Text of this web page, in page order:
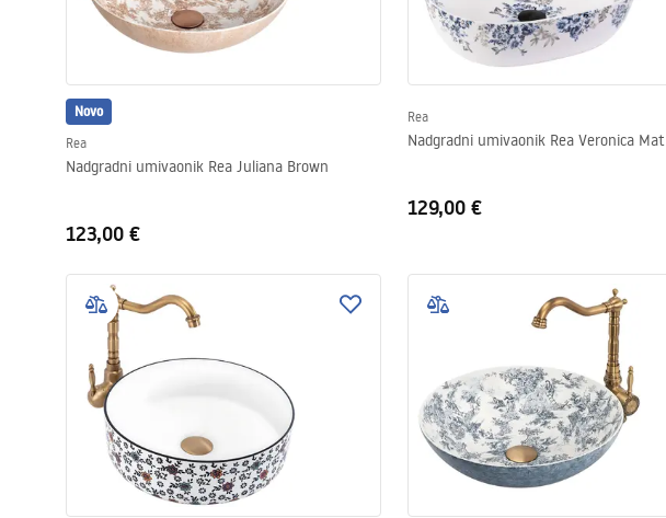
Tuševi
Novo
Rea
Nadgradni umivaonik Rea Juliana Brown
123,00 €
Rea
Nadgradni umivaonik Rea Veronica Mat
129,00 €